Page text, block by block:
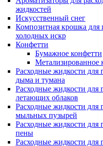
жидкостей
Искусственный снег
Композитная крошка для
холодных искр
Конфетти
Бумажное конфетти
Метализированное
Расходные жидкости для
дыма и тумана
Расходные жидкости для
летающих облаков
Расходные жидкости для
мыльных пузырей
Расходные жидкости для
пены
Расходные жидкости для